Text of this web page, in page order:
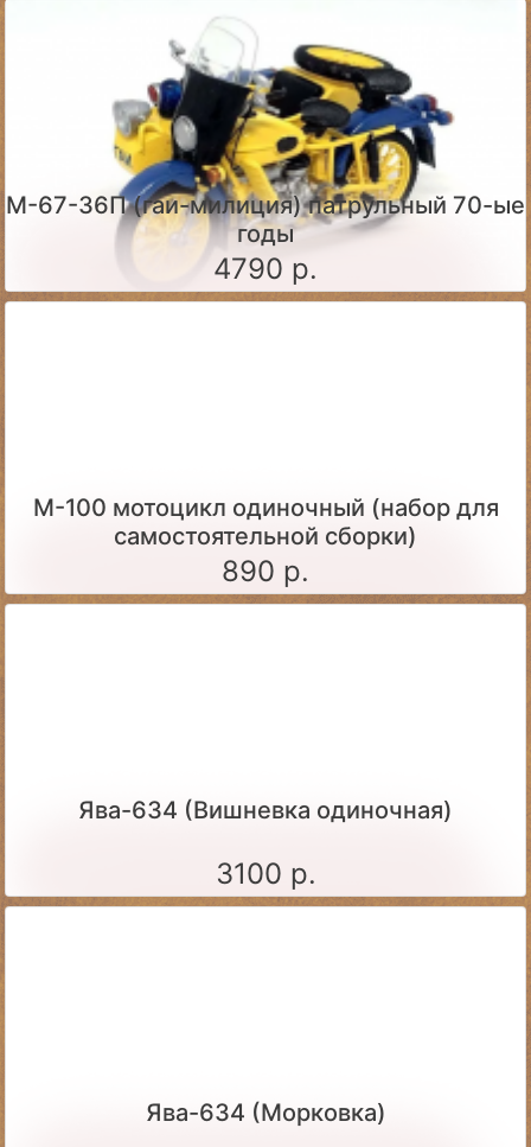
М-67-36П (гаи-милиция) патрульный 70-ые
годы
4790 р.
М-100 мотоцикл одиночный (набор для
самостоятельной сборки)
890 р.
Ява-634 (Вишневка одиночная)
3100 р.
Ява-634 (Морковка)